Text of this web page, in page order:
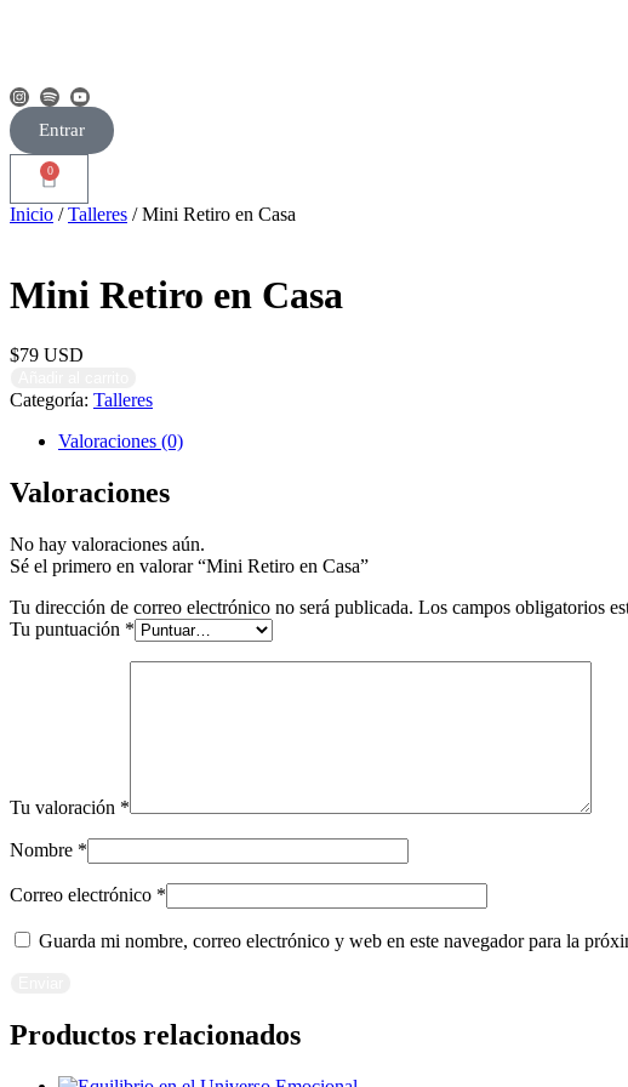
Entrar
0
Inicio /Talleres / Mini Retiro en Casa
Mini Retiro en Casa
$79 USD
Categoría: Talleres
Valoraciones (0)
Valoraciones
No hay valoraciones aún.
Sé el primero en valorar “Mini Retiro en Casa”
Tu dirección de correo electrónico no será publicada. Los campos obligatorios
Tu puntuación *
Tu valoración *
Nombre *
Correo electrónico *
Guarda mi nombre, correo electrónico y web en este navegador para la
Productos relacionados